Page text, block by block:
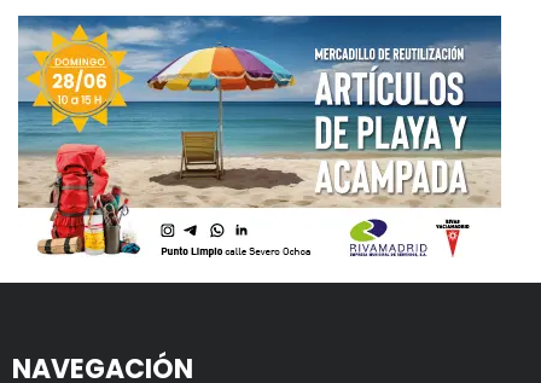
NAVEGACIÓN